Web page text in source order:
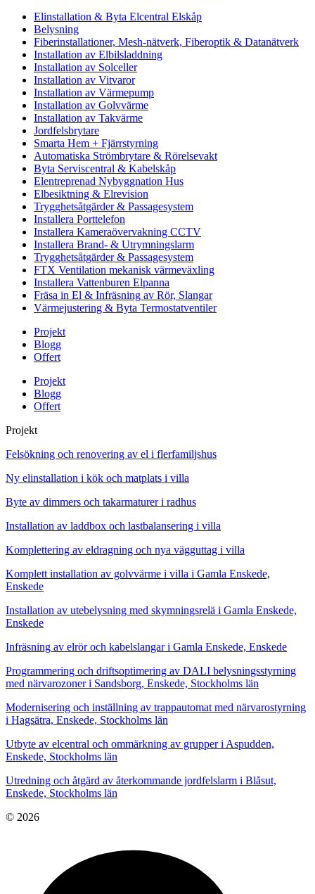
Elinstallation & Byta Elcentral Elskåp
Belysning
Fiberinstallationer, Mesh-nätverk, Fiberoptik & Datanätverk
Installation av Elbilsladdning
Installation av Solceller
Installation av Vitvaror
Installation av Värmepump
Installation av Golvvärme
Installation av Takvärme
Jordfelsbrytare
Smarta Hem + Fjärrstyrning
Automatiska Strömbrytare & Rörelsevakt
Byta Serviscentral & Kabelskåp
Elentreprenad Nybyggnation Hus
Elbesiktning & Elrevision
Trygghetsåtgärder & Passagesystem
Installera Porttelefon
Installera Kameraövervakning CCTV
Installera Brand- & Utrymningslarm
Trygghetsåtgärder & Passagesystem
FTX Ventilation mekanisk värmeväxling
Installera Vattenburen Elpanna
Fräsa in El & Infräsning av Rör, Slangar
Värmejustering & Byta Termostatventiler
Projekt
Blogg
Offert
Projekt
Blogg
Offert
Projekt
Felsökning och renovering av el i flerfamiljshus
Ny elinstallation i kök och matplats i villa
Byte av dimmers och takarmaturer i radhus
Installation av laddbox och lastbalansering i villa
Komplettering av eldragning och nya vägguttag i villa
Komplett installation av golvvärme i villa i Gamla Enskede,
Enskede
Installation av utebelysning med skymningsrelä i Gamla Enskede,
Enskede
Infräsning av elrör och kabelslangar i Gamla Enskede, Enskede
Programmering och driftsoptimering av DALI belysningsstyrning
med närvarozoner i Sandsborg, Enskede, Stockholms län
Modernisering och inställning av trappautomat med närvarostyrning
i Hagsätra, Enskede, Stockholms län
Utbyte av elcentral och ommärkning av grupper i Aspudden,
Enskede, Stockholms län
Utredning och åtgärd av återkommande jordfelslarm i Blåsut,
Enskede, Stockholms län
© 2026